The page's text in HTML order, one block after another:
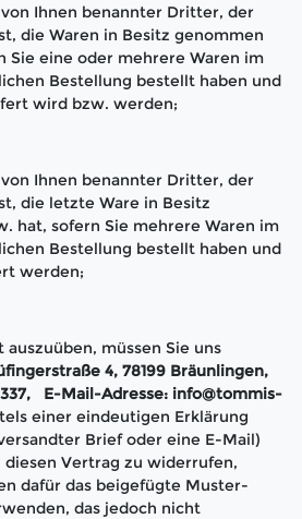
Ihnen benannter Dritter, der
die Waren in Besitz genommen
Sie eine oder mehrere Waren im
Bestellung bestellt haben und
wird bzw. werden;
Ihnen benannter Dritter, der
die letzte Ware in Besitz
hat, sofern Sie mehrere Waren im
Bestellung bestellt haben und
werden;
müssen Sie uns
4, 78199 Bräunlingen,
E-Mail-Adresse: info@tommis-
einer eindeutigen Erklärung
Brief oder eine E-Mail)
diesen Vertrag zu widerrufen,
dafür das beigefügte Muster-
das jedoch nicht